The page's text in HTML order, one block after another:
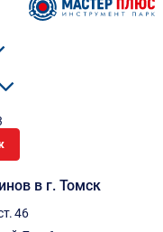
в г. Томск
46